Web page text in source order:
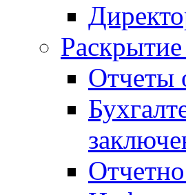
Отчеты